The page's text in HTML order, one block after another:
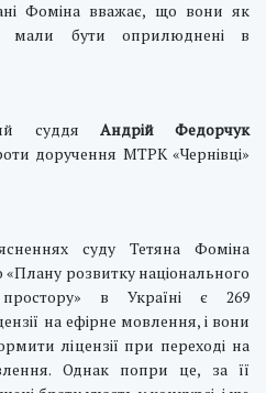
Фоміна вважає, що вони як
мали бути оприлюднені в
суддя Андрій Федорчук
доручення МТРК «Чернівці»
суду Тетяна Фоміна
«Плану розвитку національного
простору» в Україні є 269
на ефірне мовлення, і вони
ліцензії при переході на
Однак попри це, за її